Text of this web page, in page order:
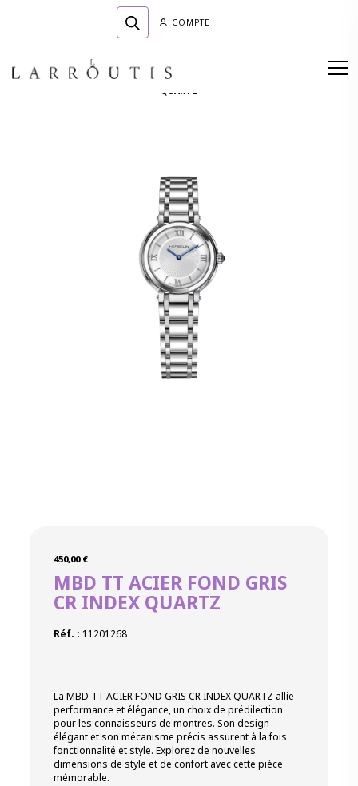
COMPTE
450,00 €
MBD TT ACIER FOND GRIS
CR INDEX QUARTZ
Réf. : 11201268
La MBD TT ACIER FOND GRIS CR INDEX QUARTZ allie
performance et élégance, un choix de prédilection
pour les connaisseurs de montres. Son design
élégant et son mécanisme précis assurent à la fois
fonctionnalité et style. Explorez de nouvelles
dimensions de style et de confort avec cette pièce
mémorable.
Accueil » Boutique »HORLOGERIE»
QUARTZ